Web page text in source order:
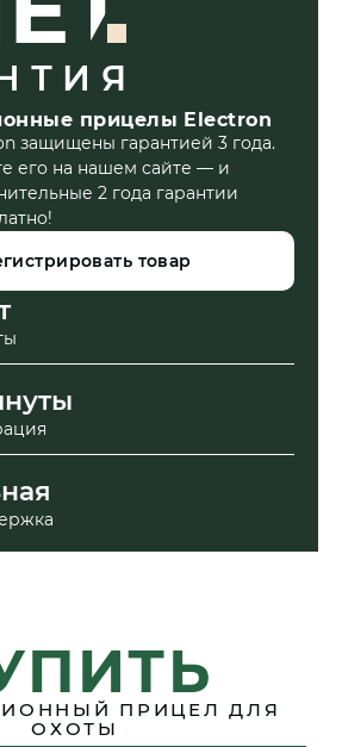
прицелы Electron
защищены гарантией 3 года.
его на нашем сайте — и
2 года гарантии
товар
ПРИЦЕЛ ДЛЯ
ОХОТЫ